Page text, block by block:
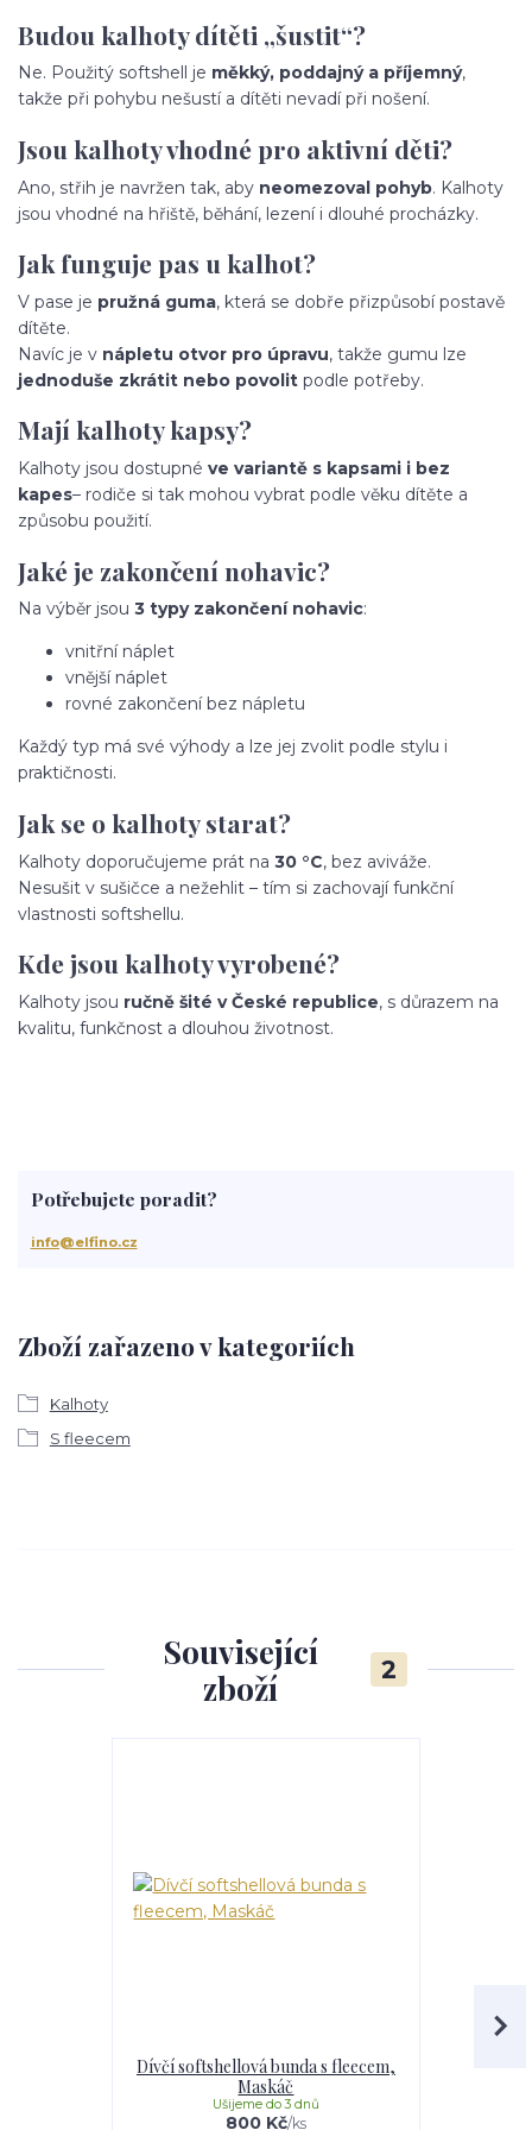
Budou kalhoty dítěti „šustit“?
Ne. Použitý softshell je měkký, poddajný a příjemný,
takže při pohybu nešustí a dítěti nevadí při nošení.
Jsou kalhoty vhodné pro aktivní děti?
Ano, střih je navržen tak, aby neomezoval pohyb. Kalhoty
jsou vhodné na hřiště, běhání, lezení i dlouhé procházky.
Jak funguje pas u kalhot?
V pase je pružná guma, která se dobře přizpůsobí postavě
dítěte.
Navíc je v nápletu otvor pro úpravu, takže gumu lze
jednoduše zkrátit nebo povolit podle potřeby.
Mají kalhoty kapsy?
Kalhoty jsou dostupné ve variantě s kapsami i bez
kapes– rodiče si tak mohou vybrat podle věku dítěte a
způsobu použití.
Jaké je zakončení nohavic?
Na výběr jsou 3 typy zakončení nohavic:
vnitřní náplet
vnější náplet
rovné zakončení bez nápletu
Každý typ má své výhody a lze jej zvolit podle stylu i
praktičnosti.
Jak se o kalhoty starat?
Kalhoty doporučujeme prát na 30 °C, bez aviváže.
Nesušit v sušičce a nežehlit – tím si zachovají funkční
vlastnosti softshellu.
Kde jsou kalhoty vyrobené?
Kalhoty jsou ručně šité v České republice, s důrazem na
kvalitu, funkčnost a dlouhou životnost.
Zboží zařazeno v kategoriích
Kalhoty
S fleecem
Potřebujete poradit?
info@elfino.cz
Související
zboží
2
Dívčí softshellová bunda s fleecem,
Maskáč
800 Kč/ks
Ušijeme do 3 dnů